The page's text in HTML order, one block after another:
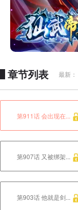
章节列表 最新：
第911话 会出现在...
第907话 又被绑架...
第903话 他就是剑...